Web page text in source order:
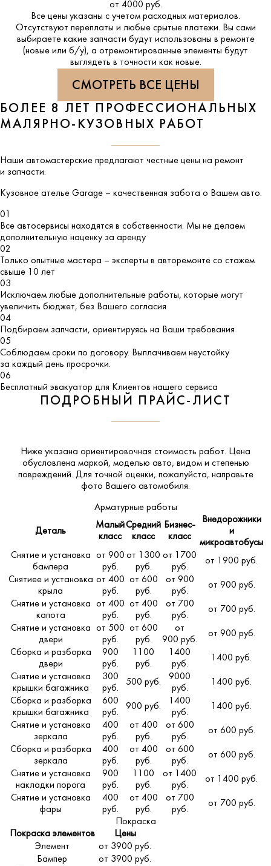
от 4000 руб.
Все цены указаны с учетом расходных материалов.
Отсутствуют переплаты и любые срытые платежи. Вы сами
выбираете какие запчасти будут использованы в ремонте
(новые или б/у), а отремонтированные элементы будут
выглядеть в точности как новые.
СМОТРЕТЬ ВСЕ ЦЕНЫ
БОЛЕЕ 8 ЛЕТ ПРОФЕССИОНАЛЬНЫХ
МАЛЯРНО-КУЗОВНЫХ РАБОТ
Наши автомастерские предлагают честные цены на ремонт
и запчасти.
Кузовное ателье Garage – качественная забота о Вашем авто.
01
Все автосервисы находятся в собственности. Мы не делаем
дополнительную наценку за аренду
02
Только опытные мастера – эксперты в авторемонте со стажем
свыше 10 лет
03
Исключаем любые дополнительные работы, которые могут
увеличить бюджет, без Вашего согласия
04
Подбираем запчасти, ориентируясь на Ваши требования
05
Соблюдаем сроки по договору. Выплачиваем неустойку
за каждый день просрочки.
06
Бесплатный эвакуатор для Клиентов нашего сервиса
ПОДРОБНЫЙ ПРАЙС-ЛИСТ
Ниже указана ориентировочная стоимость работ. Цена
обусловлена маркой, моделью авто, видом и степенью
повреждений. Для точной оценки, пожалуйста, направьте
фото Вашего автомобиля.
Арматурные работы
Деталь
Малый
класс
Средний
класс
Бизнес-
класс
Внедорожники
и
микроавтобусы
Снятие и установка
бампера
от 900
руб.
от 1300
руб.
от 1700
руб.
от 1900 руб.
Снятиее и установка
крыла
от 400
руб.
от 600
руб.
от 900
руб.
от 900 руб.
Снятие и установка
капота
от 400
руб.
от 400
руб.
от 700
руб.
от 700 руб.
Снятие и установка
двери
от 500
руб.
от 600
руб.
от
900 руб.
от 900 руб.
Сборка и разборка
двери
900
руб.
1100
руб.
1400
руб.
1400 руб.
Снятие и установка
крышки багажника
300
руб.
500 руб.
9000
руб.
1400 руб.
Сборка и разборка
крышки багажника
600
руб.
900 руб.
1400
руб.
1400 руб.
Снятие и установка
зеркала
400
руб.
от 400
руб.
от 600
руб.
от 600 руб.
Сборка и разборка
зеркала
400
руб.
от 400
руб.
от 600
руб.
от 600 руб.
Снятие и установка
накладки порога
900
руб.
1100
руб.
от 1400
руб.
от 1400 руб.
Снятие и установка
фары
400
руб.
от 400
руб.
от 700
руб.
от 700 руб.
Покраска
Покраска элементов
Цены
Элемент
от 3900 руб.
Бампер
от 3900 руб.